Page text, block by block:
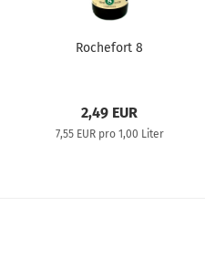
Rochefort 8
2,49 EUR
7,55 EUR pro 1,00 Liter